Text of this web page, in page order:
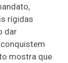
rígidas
dar
mostra que